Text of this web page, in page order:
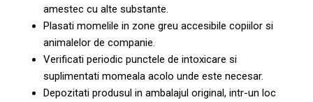
amestec cu alte substante.
Plasati momelile in zone greu accesibile copiilor si
animalelor de companie.
Verificati periodic punctele de intoxicare si
suplimentati momeala acolo unde este necesar.
Depozitati produsul in ambalajul original, intr-un loc